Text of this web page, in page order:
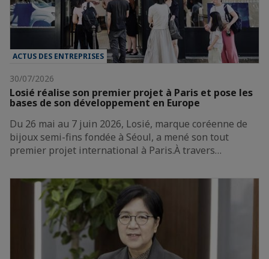
ACTUS DES ENTREPRISES
30/07/2026
Losié réalise son premier projet à Paris et pose les
bases de son développement en Europe
Du 26 mai au 7 juin 2026, Losié, marque coréenne de
bijoux semi-fins fondée à Séoul, a mené son tout
premier projet international à Paris.À travers…